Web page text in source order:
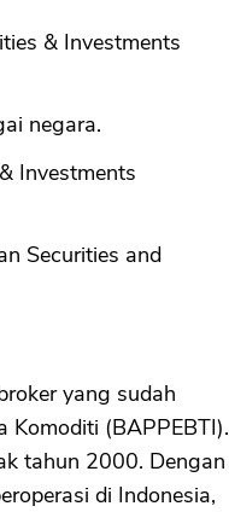
& Investments
negara.
Investments
Securities and
yang sudah
Komoditi (BAPPEBTI).
tahun 2000. Dengan
di Indonesia,